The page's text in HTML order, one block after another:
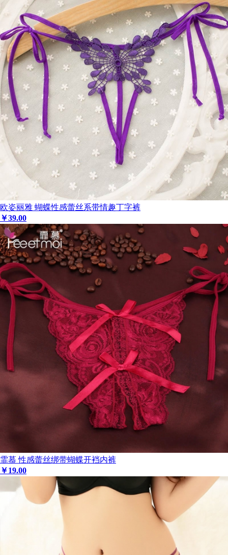
欧姿丽雅 蝴蝶性感蕾丝系带情趣丁字裤
￥39.00
霏慕 性感蕾丝绑带蝴蝶开裆内裤
￥19.00